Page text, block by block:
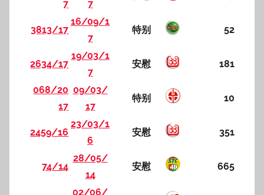
7
7
3813/17
16/09/1
7
特别 52
2634/17
19/03/1
7
安慰 181
068/20
17
09/03/
17
特别 10
2459/16
23/03/1
6
安慰 351
74/14
28/05/
14
安慰 665
02/06/